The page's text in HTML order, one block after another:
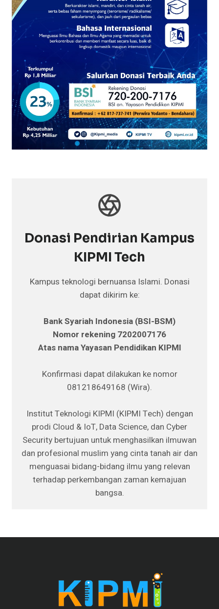
Donasi Pendirian Kampus
KIPMI Tech
Kampus teknologi bernuansa Islami. Donasi
dapat dikirim ke:
Bank Syariah Indonesia (BSI-BSM)
Nomor rekening 7202007176
Atas nama Yayasan Pendidikan KIPMI
Konfirmasi dapat dilakukan ke nomor
081218649168 (Wira).
Institut Teknologi KIPMI (KIPMI Tech) dengan
prodi Cloud & IoT, Data Science, dan Cyber
Security bertujuan untuk menghasilkan ilmuwan
dan profesional muslim yang cinta tanah air dan
menguasai bidang-bidang ilmu yang relevan
terhadap perkembangan zaman kemajuan
bangsa.